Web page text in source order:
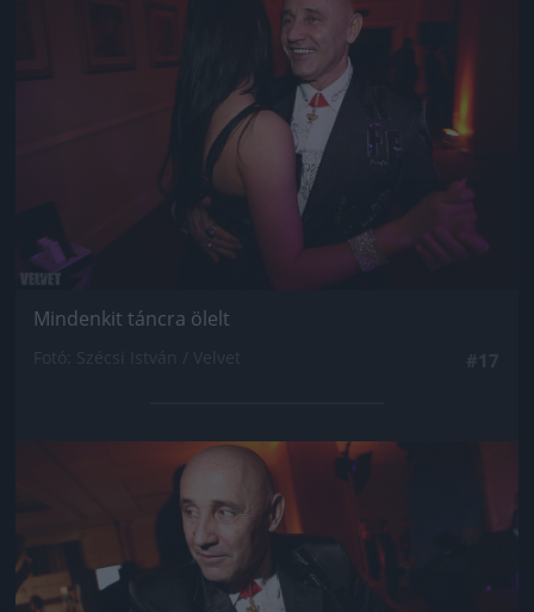
Mindenkit táncra ölelt
Jön még kép!